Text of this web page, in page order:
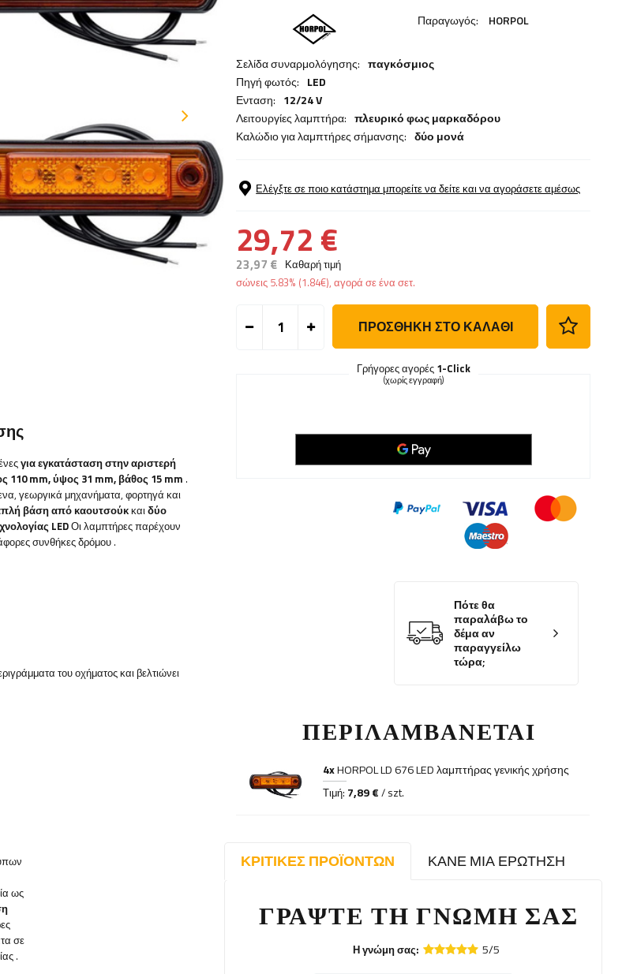
Παραγωγός: HORPOL
Σελίδα συναρμολόγησης: παγκόσμιος
Πηγή φωτός: LED
Ενταση: 12/24 V
Λειτουργίες λαμπτήρα: πλευρικό φως μαρκαδόρου
Καλώδιο για λαμπτήρες σήμανσης: δύο μονά
Ελέγξτε σε ποιο κατάστημα μπορείτε να δείτε και να αγοράσετε αμέσως
29,72 €
23,97 € Καθαρή τιμή
σώνεις 5.83% (1.84€), αγορά σε ένα σετ.
ΠΡΟΣΘΉΚΗ ΣΤΟ ΚΑΛΆΘΙ
Γρήγορες αγορές 1-Click
(χωρίς εγγραφή)
Πότε θα
παραλάβω το
δέμα αν
παραγγείλω
τώρα;
ΠΕΡΙΛΑΜΒΆΝΕΤΑΙ
4xHORPOL LD 676 LED λαμπτήρας γενικής χρήσης
Τιμή: 7,89 € / szt.
ΚΡΙΤΙΚΈΣ ΠΡΟΪΌΝΤΩΝ ΚΆΝΕ ΜΙΑ ΕΡΏΤΗΣΗ
ΓΡΆΨΤΕ ΤΗ ΓΝΏΜΗ ΣΑΣ
Η γνώμη σας: 5/5
για εγκατάσταση στην αριστερή
110 mm, ύψος 31 mm, βάθος 15 mm .
γεωργικά μηχανήματα, φορτηγά και
βάση από καουτσούκκαιδύο
LEDΟι λαμπτήρες παρέχουν
συνθήκες δρόμου .
του οχήματος και βελτιώνει
ως
σε
.